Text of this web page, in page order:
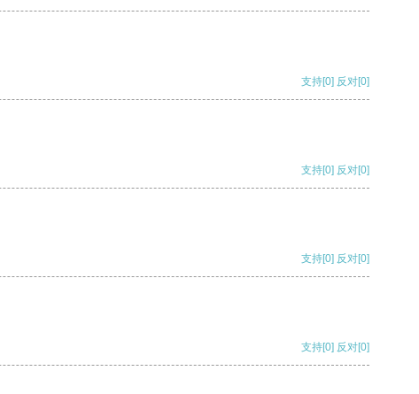
支持[0] 反对[0]
支持[0] 反对[0]
支持[0] 反对[0]
支持[0] 反对[0]